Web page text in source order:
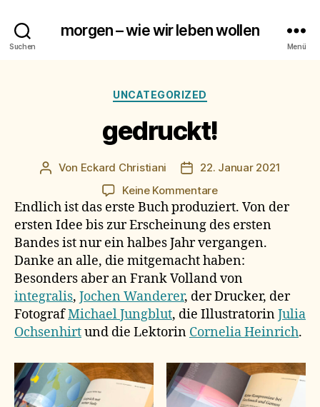
Suchen
morgen – wie wir leben wollen
Menü
Kategorien
UNCATEGORIZED
gedruckt!
Beitragsautor
Von Eckard Christiani Beitragsdatum
22. Januar 2021
Keine Kommentarezu
gedruckt!
Endlich ist das erste Buch produziert. Von der
ersten Idee bis zur Erscheinung des ersten
Bandes ist nur ein halbes Jahr vergangen.
Danke an alle, die mitgemacht haben:
Besonders aber an Frank Volland von
integralis, Jochen Wanderer, der Drucker, der
FotografMichael Jungblut, die IllustratorinJulia
Ochsenhirtund die Lektorin Cornelia Heinrich.